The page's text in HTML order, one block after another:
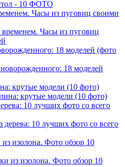
Часы из пуговиц своими
18 моделей (фото
крутые модели (10 фото)
10 лучших фото со всего
изолона. Фото обзор 10